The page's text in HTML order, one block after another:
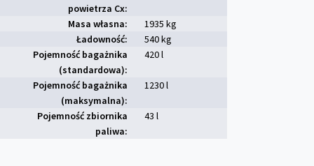
powietrza Cx:
Masa własna:
1935 kg
Ładowność:
540 kg
Pojemność bagażnika
(standardowa):
420 l
Pojemność bagażnika
(maksymalna):
1230 l
Pojemność zbiornika
paliwa:
43 l